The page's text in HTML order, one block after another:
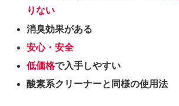
りない
消臭効果がある
安心・安全
低価格で入手しやすい
酸素系クリーナーと同様の使用法